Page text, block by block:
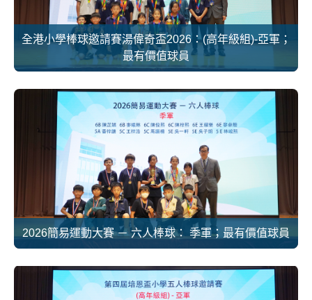
全港小學棒球邀請賽湯偉奇盃2026：(高年級組)-亞軍；
最有價值球員
2026簡易運動大賽 － 六人棒球： 季軍；最有價值球員